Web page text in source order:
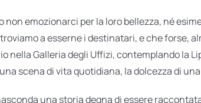
emozionarci per la loro bellezza, né
a esserne i destinatari, e che
nella Galleria degli Uffizi, contemplando la
scena di vita quotidiana, la dolcezza di
una storia degna di essere